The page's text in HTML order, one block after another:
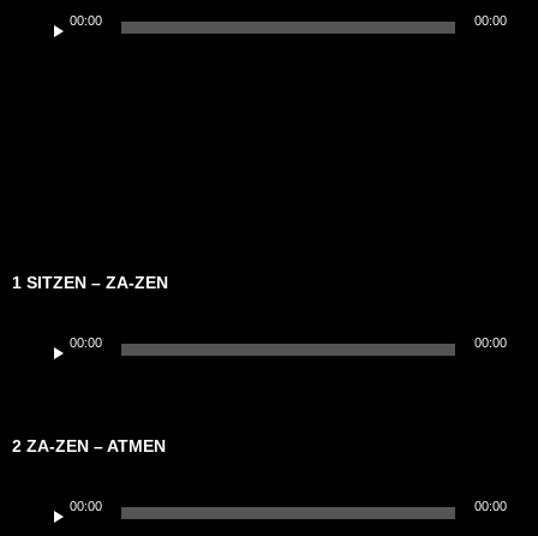
Player
00:00 00:00
1 SITZEN – ZA-ZEN
Player
00:00 00:00
2 ZA-ZEN – ATMEN
Player
00:00 00:00